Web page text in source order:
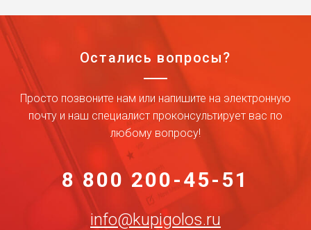
Остались вопросы?
Просто позвоните нам или напишите на электронную
почту и наш специалист проконсультирует вас по
любому вопросу!
8 800 200-45-51
info@kupigolos.ru